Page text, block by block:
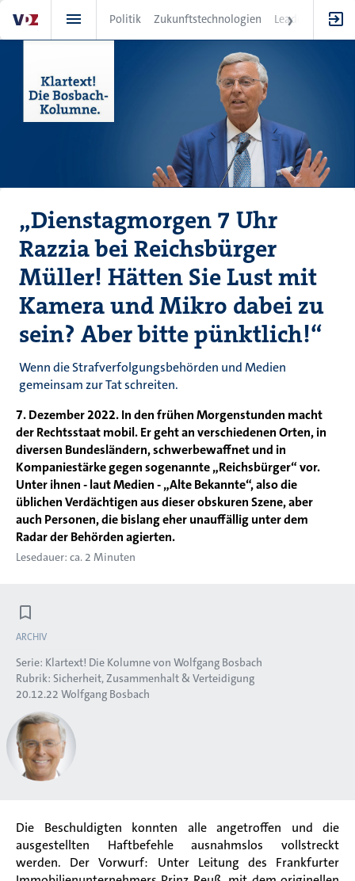
zum
Inhalt
Politik Zukunftstechnologien Leadership
„Dienstagmorgen 7 Uhr
Razzia bei Reichsbürger
Müller! Hätten Sie Lust mit
Kamera und Mikro dabei zu
sein? Aber bitte pünktlich!“
Wenn die Strafverfolgungsbehörden und Medien
gemeinsam zur Tat schreiten.
7. Dezember 2022. In den frühen Morgenstunden macht
der Rechtsstaat mobil. Er geht an verschiedenen Orten, in
diversen Bundesländern, schwerbewaffnet und in
Kompaniestärke gegen sogenannte „Reichsbürger“ vor.
Unter ihnen - laut Medien - „Alte Bekannte“, also die
üblichen Verdächtigen aus dieser obskuren Szene, aber
auch Personen, die bislang eher unauffällig unter dem
Radar der Behörden agierten.
Lesedauer: ca. 2 Minuten
ARCHIV
Serie: Klartext! Die Kolumne von Wolfgang Bosbach
Rubrik: Sicherheit, Zusammenhalt & Verteidigung
20.12.22 Wolfgang Bosbach
Die Beschuldigten konnten alle angetroffen und die
ausgestellten Haftbefehle ausnahmslos vollstreckt
werden. Der Vorwurf: Unter Leitung des Frankfurter